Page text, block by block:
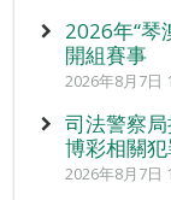
2026年“琴
開組賽事
2026年8月7日
司法警察
博彩相關
2026年8月7日